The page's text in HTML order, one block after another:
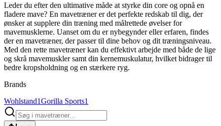
Leder du efter den ultimative måde at styrke din core og opnå en
fladere mave? En mavetræner er det perfekte redskab til dig, der
ønsker at supplere din træning med målrettede øvelser for
mavemusklerne. Uanset om du er nybegynder eller erfaren, findes
der en mavetræner, der passer til dine behov og dit træningsniveau.
Med den rette mavetræner kan du effektivt arbejde med både de lige
og skrå mavemuskler samt din kernemuskulatur, hvilket bidrager til
bedre kropsholdning og en stærkere ryg.
Brands
Wohlstand1Gorilla Sports1